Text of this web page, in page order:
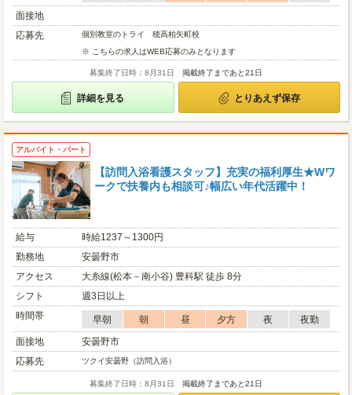
面接地
応募先
個別教室のトライ 穂高柏矢町校
※ こちらの求人はWEB応募のみとなります
募集終了日時：8月31日 掲載終了まであと21日
詳細を見る とりあえず保存
アルバイト・パート
【訪問入浴看護スタッフ】充実の福利厚生★Wワ
ークで扶養内も相談可♪幅広い年代活躍中！
給与
時給1237～1300円
勤務地
安曇野市
アクセス
大糸線(松本－南小谷) 豊科駅 徒歩 8分
シフト
週3日以上
時間帯
早朝 朝 昼 夕方 夜
夜勤
面接地
安曇野市
応募先
ツクイ安曇野（訪問入浴）
募集終了日時：8月31日 掲載終了まであと21日